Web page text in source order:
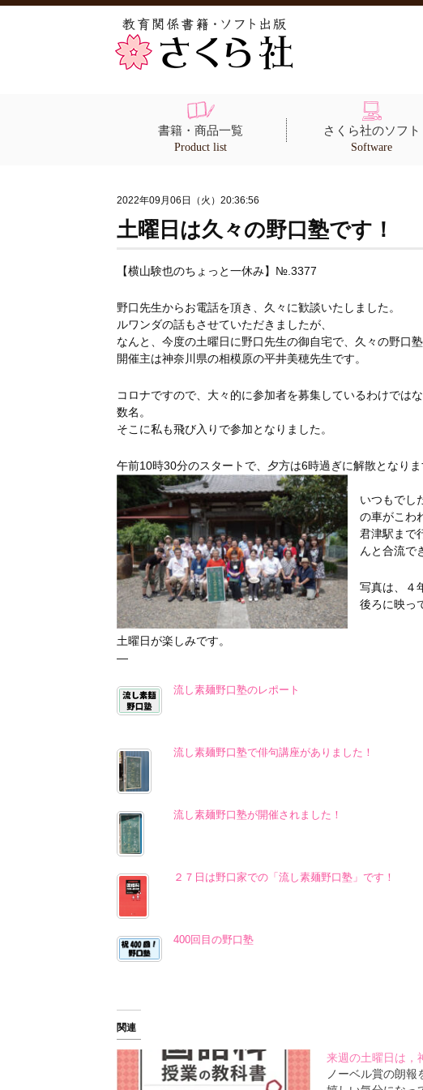
書籍・商品一覧
Product list
さくら社のソフト
Software
2022年09月06日（火）20:36:56
土曜日は久々の野口塾です！
【横山験也のちょっと一休み】№.3377
野口先生からお電話を頂き、久々に歓談いたしました。
ルワンダの話もさせていただきましたが、
なんと、今度の土曜日に野口先生の御自宅で、久々の野口
開催主は神奈川県の相模原の平井美穂先生です。
コロナですので、大々的に参加者を募集しているわけでは
数名。
そこに私も飛び入りで参加となりました。
午前10時30分のスタートで、夕方は6時過ぎに解散となりま
いつもでし
の車がこわ
君津駅まで
んと合流で
写真は、４
後ろに映っ
土曜日が楽しみです。
—
流し素麺野口塾のレポート
流し素麺野口塾で俳句講座がありました！
流し素麺野口塾が開催されました！
２７日は野口家での「流し素麺野口塾」です！
400回目の野口塾
関連
来週の土曜日は，
ノーベル賞の朗報